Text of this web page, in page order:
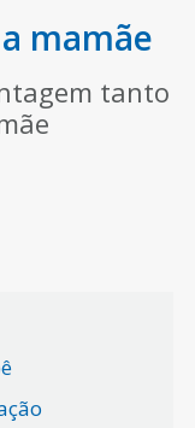
mamãe
tanto